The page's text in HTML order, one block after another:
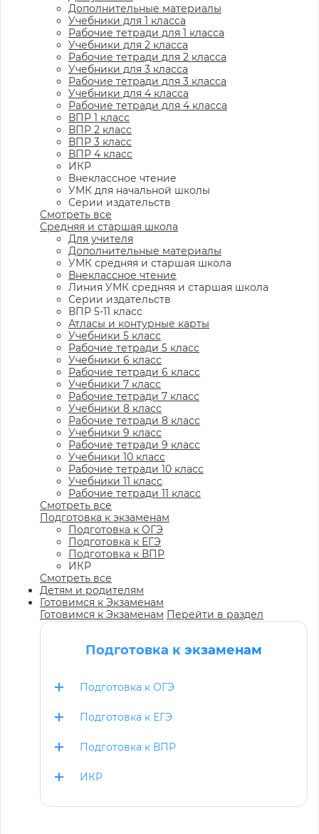
Дополнительные материалы
Учебники для 1 класса
Рабочие тетради для 1 класса
Учебники для 2 класса
Рабочие тетради для 2 класса
Учебники для 3 класса
Рабочие тетради для 3 класса
Учебники для 4 класса
Рабочие тетради для 4 класса
ВПР 1 класс
ВПР 2 класс
ВПР 3 класс
ВПР 4 класс
ИКР
Внеклассное чтение
УМК для начальной школы
Серии издательств
Смотреть все
Средняя и старшая школа
Для учителя
Дополнительные материалы
УМК средняя и старшая школа
Внеклассное чтение
Линия УМК средняя и старшая школа
Серии издательств
ВПР 5-11 класс
Атласы и контурные карты
Учебники 5 класс
Рабочие тетради 5 класс
Учебники 6 класс
Рабочие тетради 6 класс
Учебники 7 класс
Рабочие тетради 7 класс
Учебники 8 класс
Рабочие тетради 8 класс
Учебники 9 класс
Рабочие тетради 9 класс
Учебники 10 класс
Рабочие тетради 10 класс
Учебники 11 класс
Рабочие тетради 11 класс
Смотреть все
Подготовка к экзаменам
Подготовка к ОГЭ
Подготовка к ЕГЭ
Подготовка к ВПР
ИКР
Смотреть все
Детям и родителям
Готовимся к Экзаменам
Готовимся к Экзаменам Перейти в раздел
Подготовка к экзаменам
Подготовка к ОГЭ
Подготовка к ЕГЭ
Подготовка к ВПР
ИКР